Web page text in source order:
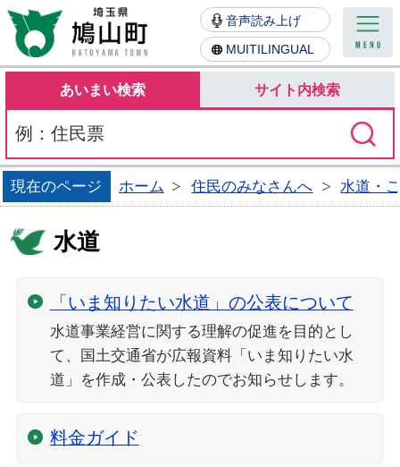
鳩山町
音声読み上げ
MUITILINGUAL
あいまい検索 サイト内検索
現在のページ ホーム 住民のみなさんへ 水道・
水道
「いま知りたい水道」の公表について
水道事業経営に関する理解の促進を目的とし
て、国土交通省が広報資料「いま知りたい水
道」を作成・公表したのでお知らせします。
料金ガイド